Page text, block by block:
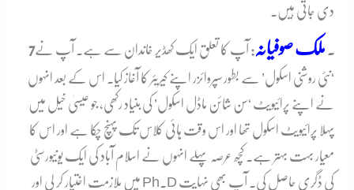
دی جاتی ہیں۔
7۔ ملک صوفیانہ : آپ کا تعلق ایک کھڈیر خاندان سے ہے۔ آپ نے
‘نئی روشنی اسکول’ سے بطور سپروائزر اپنے کیریئر کا آغاز کیا۔ اس کے بعد انہوں
نے اپنے پرائیویٹ ‘سن شائن ماڈل اسکول’ کی بنیاد رکھی، جو عیسیٰ خیل میں
پہلا پرائیویٹ اسکول تھا اور اس وقت ہائی کلاس تک پہنچ چکا ہے اور اس کا
معیار بہت بہتر ہے۔ کچھ عرصہ پہلے انہوں نے اسلام آباد کی ایک یونیورسٹی
میں ملازمت اختیار کر لی اور Ph.D کی ڈگری حاصل کی۔ آپ بھی نہایت